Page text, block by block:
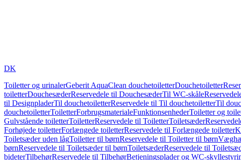
DK
Toiletter og urinalerGeberit AquaClean douchetoiletterDouchetoiletter
toiletterDouchesæderReservedele til DouchesæderTil WC-skåle
til DesignpladerTil douchetoiletterReservedele til Til douchetoiletterTil
douchetoiletterToiletterForbrugsmaterialeFunktionsenhederToiletter og
Gulvstående toiletterToiletterReservedele til ToiletterToiletsæder
Forhøjede toiletterForlængede toiletterReservedele til Forlængede toiletter
Toiletsæder uden lågToiletter til børnReservedele til Toiletter til børn
børnReservedele til Toiletsæder til børnToiletsæderReservedele til
bideterTilbehørReservedele til TilbehørBetjeningsplader og WC-